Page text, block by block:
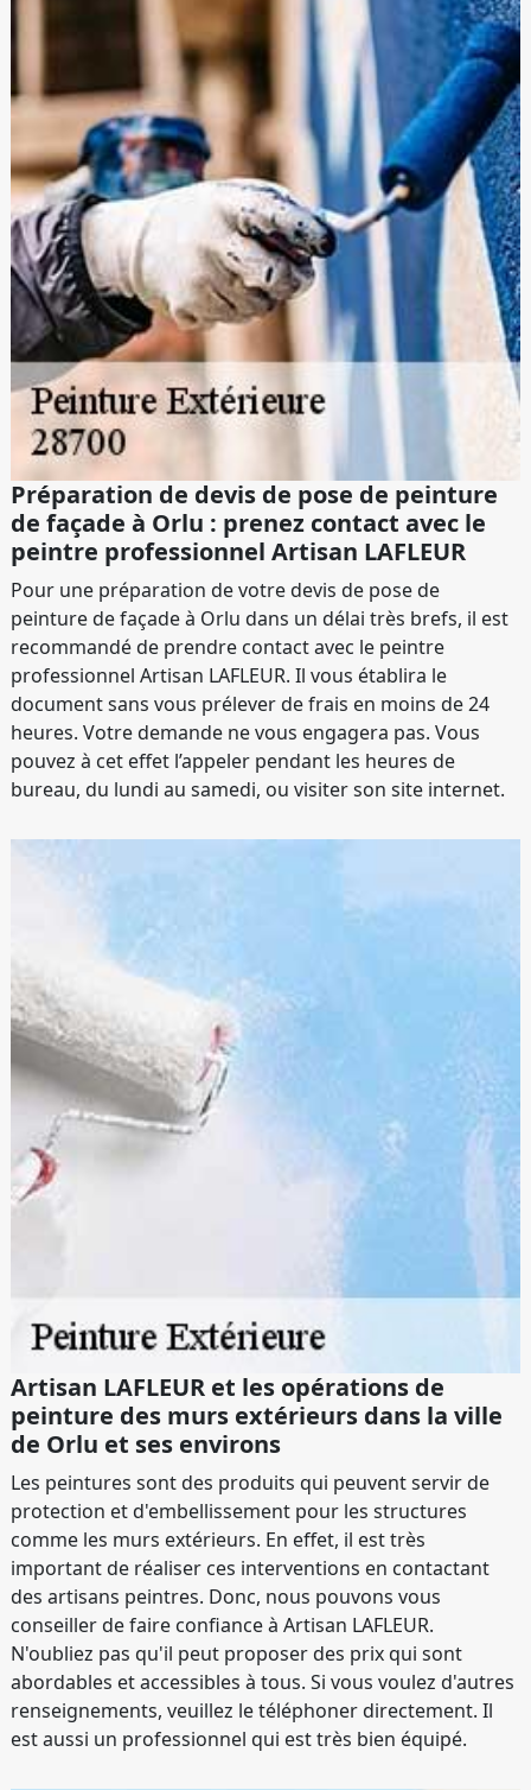
Préparation de devis de pose de peinture
de façade à Orlu : prenez contact avec le
peintre professionnel Artisan LAFLEUR
Pour une préparation de votre devis de pose de
peinture de façade à Orlu dans un délai très brefs, il est
recommandé de prendre contact avec le peintre
professionnel Artisan LAFLEUR. Il vous établira le
document sans vous prélever de frais en moins de 24
heures. Votre demande ne vous engagera pas. Vous
pouvez à cet effet l’appeler pendant les heures de
bureau, du lundi au samedi, ou visiter son site internet.
Artisan LAFLEUR et les opérations de
peinture des murs extérieurs dans la ville
de Orlu et ses environs
Les peintures sont des produits qui peuvent servir de
protection et d'embellissement pour les structures
comme les murs extérieurs. En effet, il est très
important de réaliser ces interventions en contactant
des artisans peintres. Donc, nous pouvons vous
conseiller de faire confiance à Artisan LAFLEUR.
N'oubliez pas qu'il peut proposer des prix qui sont
abordables et accessibles à tous. Si vous voulez d'autres
renseignements, veuillez le téléphoner directement. Il
est aussi un professionnel qui est très bien équipé.